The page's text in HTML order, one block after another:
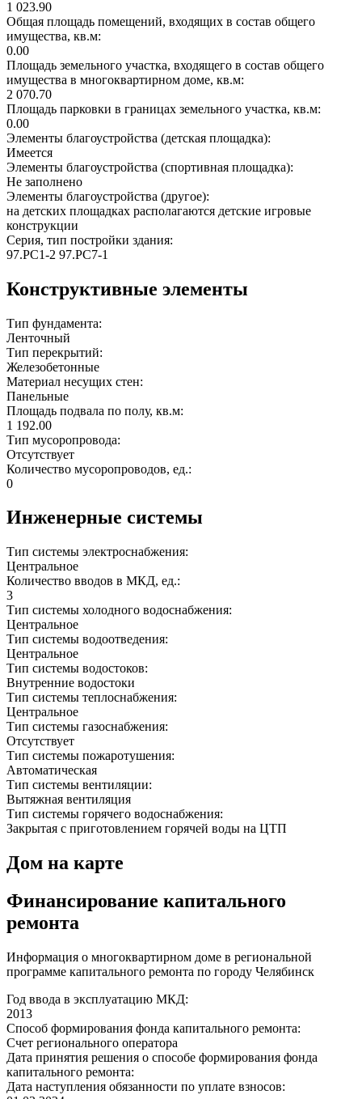
1 023.90
Общая площадь помещений, входящих в состав общего
имущества, кв.м:
0.00
Площадь земельного участка, входящего в состав общего
имущества в многоквартирном доме, кв.м:
2 070.70
Площадь парковки в границах земельного участка, кв.м:
0.00
Элементы благоустройства (детская площадка):
Имеется
Элементы благоустройства (спортивная площадка):
Не заполнено
Элементы благоустройства (другое):
на детских площадках располагаются детские игровые
конструкции
Серия, тип постройки здания:
97.РС1-2 97.РС7-1
Конструктивные элементы
Тип фундамента:
Ленточный
Тип перекрытий:
Железобетонные
Материал несущих стен:
Панельные
Площадь подвала по полу, кв.м:
1 192.00
Тип мусоропровода:
Отсутствует
Количество мусоропроводов, ед.:
0
Инженерные системы
Тип системы электроснабжения:
Центральное
Количество вводов в МКД, ед.:
3
Тип системы холодного водоснабжения:
Центральное
Тип системы водоотведения:
Центральное
Тип системы водостоков:
Внутренние водостоки
Тип системы теплоснабжения:
Центральное
Тип системы газоснабжения:
Отсутствует
Тип системы пожаротушения:
Автоматическая
Тип системы вентиляции:
Вытяжная вентиляция
Тип системы горячего водоснабжения:
Закрытая с приготовлением горячей воды на ЦТП
Дом на карте
Финансирование капитального
ремонта
Информация о многоквартирном доме в региональной
программе капитального ремонта по городу Челябинск
Год ввода в эксплуатацию МКД:
2013
Способ формирования фонда капитального ремонта:
Счет регионального оператора
Дата принятия решения о способе формирования фонда
капитального ремонта:
Дата наступления обязанности по уплате взносов: